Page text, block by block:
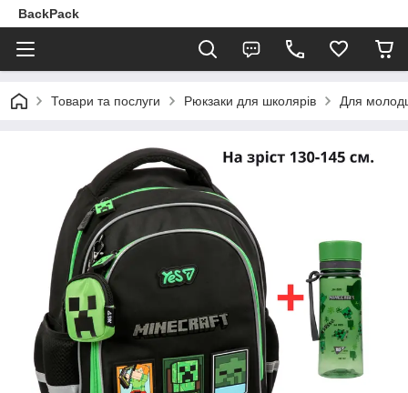
BackPack
Товари та послуги Рюкзаки для школярів Для